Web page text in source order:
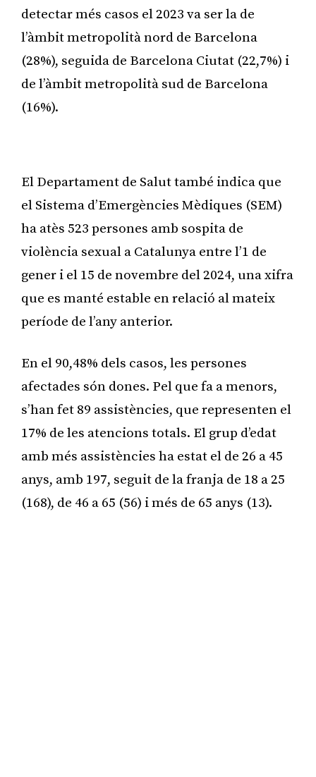
detectar més casos el 2023 va ser la de
l’àmbit metropolità nord de Barcelona
(28%), seguida de Barcelona Ciutat (22,7%) i
de l’àmbit metropolità sud de Barcelona
(16%).
El Departament de Salut també indica que
el Sistema d’Emergències Mèdiques (SEM)
ha atès 523 persones amb sospita de
violència sexual a Catalunya entre l’1 de
gener i el 15 de novembre del 2024, una xifra
que es manté estable en relació al mateix
període de l’any anterior.
En el 90,48% dels casos, les persones
afectades són dones. Pel que fa a menors,
s’han fet 89 assistències, que representen el
17% de les atencions totals. El grup d’edat
amb més assistències ha estat el de 26 a 45
anys, amb 197, seguit de la franja de 18 a 25
(168), de 46 a 65 (56) i més de 65 anys (13).